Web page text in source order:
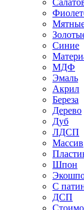
Синие
МДФ
Эмаль
Акрил
Береза
Дерево
Дуб
ЛДСП
Массив
Шпон
С
ДСП